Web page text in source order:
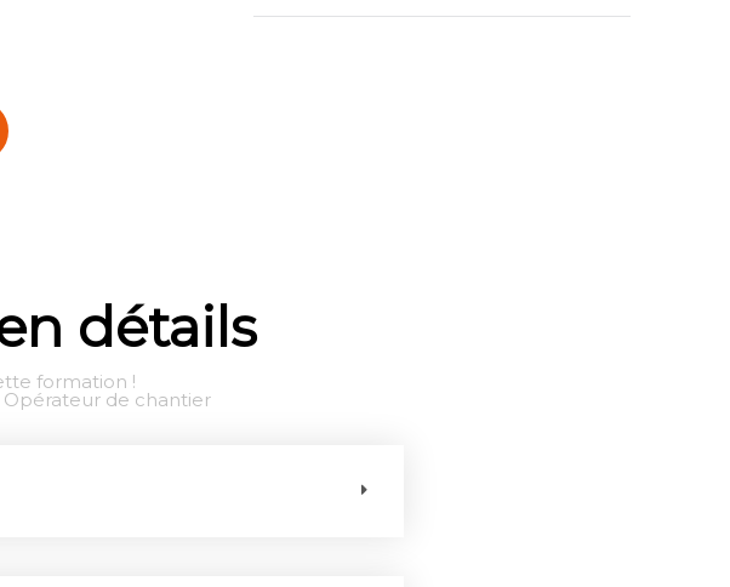
détails
formation !
de chantier